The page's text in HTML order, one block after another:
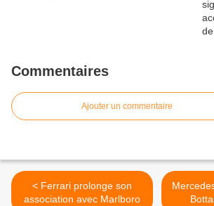
Commentaires
Ajouter un commentaire
< Ferrari prolonge son
association avec Marlboro